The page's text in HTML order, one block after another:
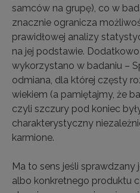
samców na grupę), co w
znacznie ogranicza
prawidłowej analizy
na jej podstawie.
wykorzystano w badaniu –
odmiana, dla której częsty
wiekiem (a pamiętajmy, że
czyli szczury pod koniec
charakterystyczny
karmione.
Ma to sens jeśli sprawdzany
albo konkretnego produktu